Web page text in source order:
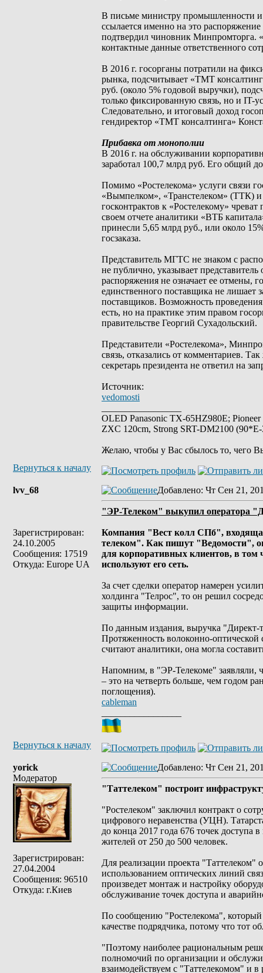
В письме министру промышленности и
ссылается именно на это
подтвердил чиновник Минпромторга.
контактные данные ответственного
В 2016 г. госорганы потратили на
рынка, подсчитывает «ТМТ
руб. (около 5% годовой выручки),
только фиксированную связь, но и IT-
Следовательно, и итоговый доход
гендиректор «ТМТ консалтинга»
Прибавка от монополии
В 2016 г. на обслуживании
заработал 100,7 млрд руб. Его общий
Помимо «Ростелекома» услуги связи
«Вымпелком», «Транстелеком» (ТТК) и
госконтрактов к «Ростелекому»
своем отчете аналитики «ВТБ
принесли 5,65 млрд руб., или около
госзаказа.
Представитель МГТС не знаком с
не публично, указывает
распоряжения не означает ее отмены,
единственного поставщика не лишает
поставщиков. Возможность
есть, но на практике этим правом
правительстве Георгий Сухадольский.
Представители «Ростелекома»,
связь, отказались от комментариев.
секретарь президента не ответил на
Источник:
vedomosti
OLED Panasonic TX-65HZ980E;
ZXC 120cm, Strong SRT-DM2100
Желаю, чтобы у Вас сбылось то, чего
Вернуться к началу
lvv_68
Зарегистрирован:
24.10.2005
Сообщения: 17519
Откуда: Europe UA
Добавлено: Чт Сен 21,
"ЭР-Телеком" выкупил оператора
Компания "Вест колл СПб",
телеком". Как пишут "Ведомости", он
для корпоративных клиентов, в том
используют его сеть.
За счет сделки оператор намерен
холдинга "Телрос", то он решил
защиты информации.
По данным издания, выручка "Директ-
Протяженность волоконно-оптической
считают аналитики, она могла
Напомним, в "ЭР-Телекоме" заявляли,
– это на четверть больше, чем годом
поглощения).
cableman
Вернуться к началу
yorick
Модератор
Зарегистрирован:
27.04.2004
Сообщения: 96510
Откуда: г.Киев
Добавлено: Чт Сен 21,
"Таттелеком" построит
"Ростелеком" заключил контракт о
цифрового неравенства (УЦН).
до конца 2017 года 676 точек доступа
жителей от 250 до 500 человек.
Для реализации проекта "Таттелеком"
использованием оптических линий
произведет монтаж и настройку
обслуживание точек доступа и
По сообщению "Ростелекома",
качестве подрядчика, потому что тот
"Поэтому наиболее рациональным
полномочий по организации и
взаимодействуем с "Таттелекомом" и в